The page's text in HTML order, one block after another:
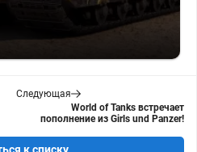
Следующая
World of Tanks встречает
пополнение из Girls und Panzer!